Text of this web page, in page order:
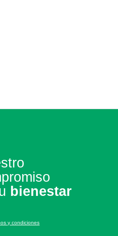
bienestar
y condiciones